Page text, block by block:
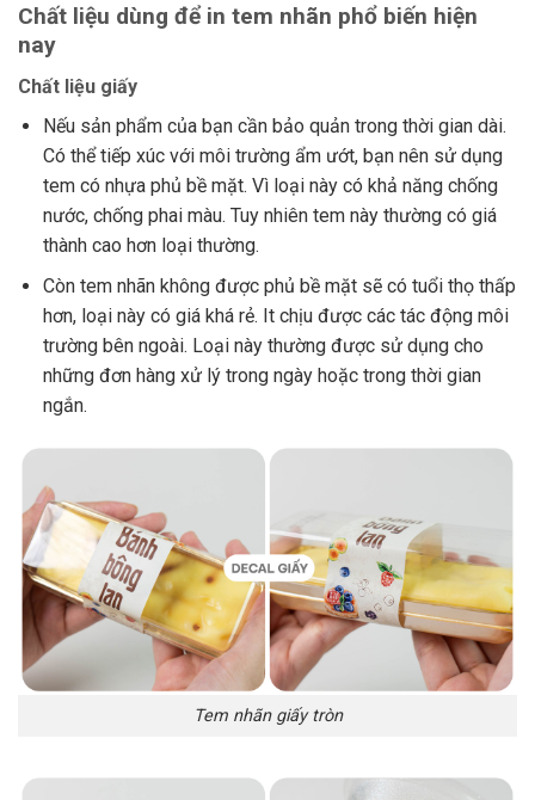
Chất liệu dùng để in tem nhãn phổ biến hiện
nay
Chất liệu giấy
Nếu sản phẩm của bạn cần bảo quản trong thời gian dài.
Có thể tiếp xúc với môi trường ẩm ướt, bạn nên sử dụng
tem có nhựa phủ bề mặt. Vì loại này có khả năng chống
nước, chống phai màu. Tuy nhiên tem này thường có giá
thành cao hơn loại thường.
Còn tem nhãn không được phủ bề mặt sẽ có tuổi thọ thấp
hơn, loại này có giá khá rẻ. It chịu được các tác động môi
trường bên ngoài. Loại này thường được sử dụng cho
những đơn hàng xử lý trong ngày hoặc trong thời gian
ngắn.
Tem nhãn giấy tròn